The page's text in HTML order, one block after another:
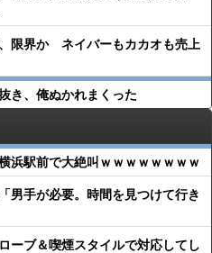
限界か ネイバーもカカオも売上
き、俺ぬかれまくった
浜駅前で大絶叫ｗｗｗｗｗｗｗｗ
男手が必要。時間を見つけて行き
ーブ＆喫煙スタイルで対応してし